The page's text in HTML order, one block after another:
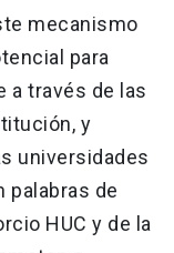
mecanismo
para
a través de las
y
universidades
palabras de
HUC y de la